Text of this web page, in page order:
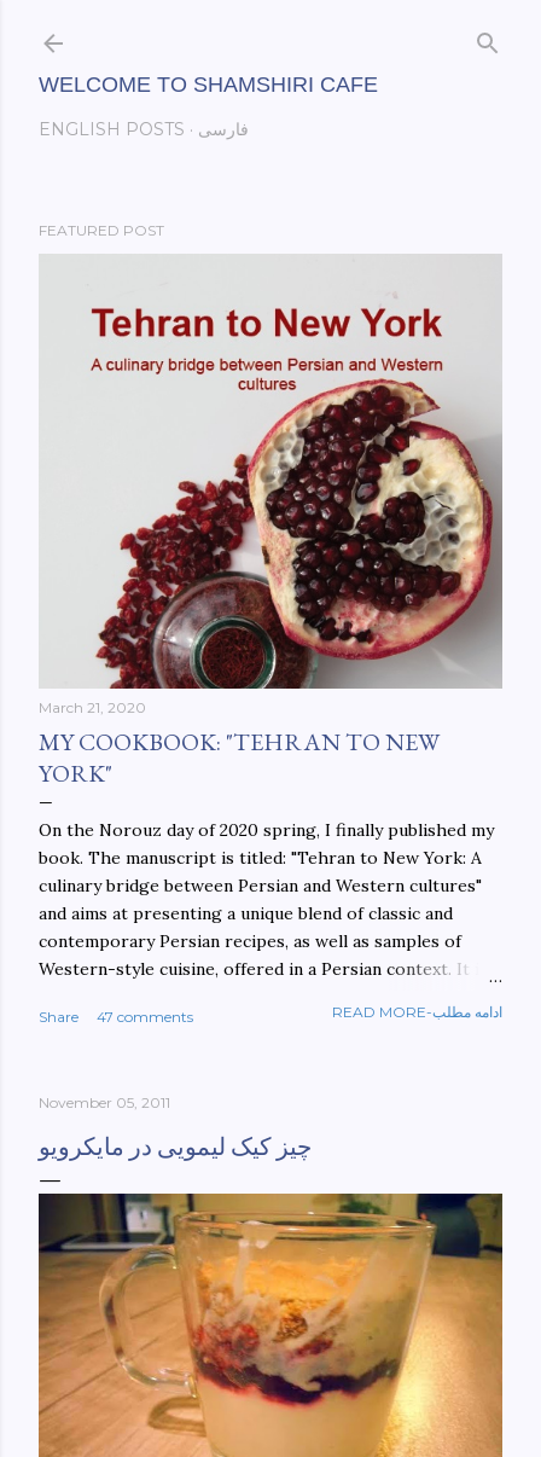
WELCOME TO SHAMSHIRI CAFE
ENGLISH POSTS فارسی
FEATURED POST
March 21, 2020
MY COOKBOOK: "TEHRAN TO NEW
YORK"
On the Norouz day of 2020 spring, I finally published my
book. The manuscript is titled: "Tehran to New York: A
culinary bridge between Persian and Western cultures"
and aims at presenting a unique blend of classic and
contemporary Persian recipes, as well as samples of
Western-style cuisine, offered in a Persian context. It is
walls. This book aims at constructing a bridge between
York-culinary-cultures-
ebook/dp/B0861H47GS/ref=sr_1_1?
dchild=1&keywords=tehran+to+new+york&qid=158481093
0&sr=8-1
Share 47 comments READ MORE-ادامه مطلب
November 05, 2011
چیز کیک لیمویی در مایکرویو